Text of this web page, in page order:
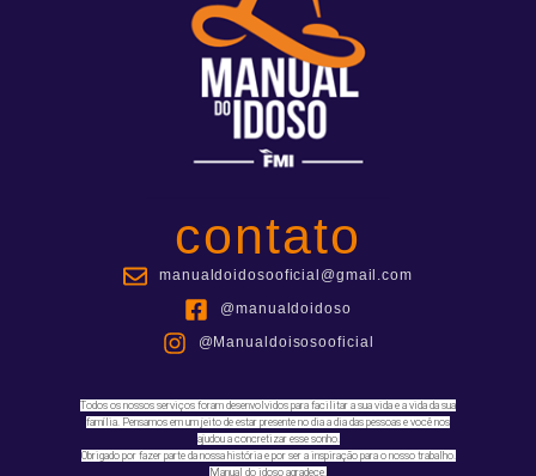
contato
manualdoidosooficial@gmail.com
@manualdoidoso
@Manualdoisosooficial
Todos os nossos serviços foram desenvolvidos para facilitar a sua vida e a vida da sua
família. Pensamos em um jeito de estar presente no dia a dia das pessoas e você nos
ajudou a concretizar esse sonho.
Obrigado por fazer parte da nossa história e por ser a inspiração para o nosso trabalho.
Manual do idoso agradece.